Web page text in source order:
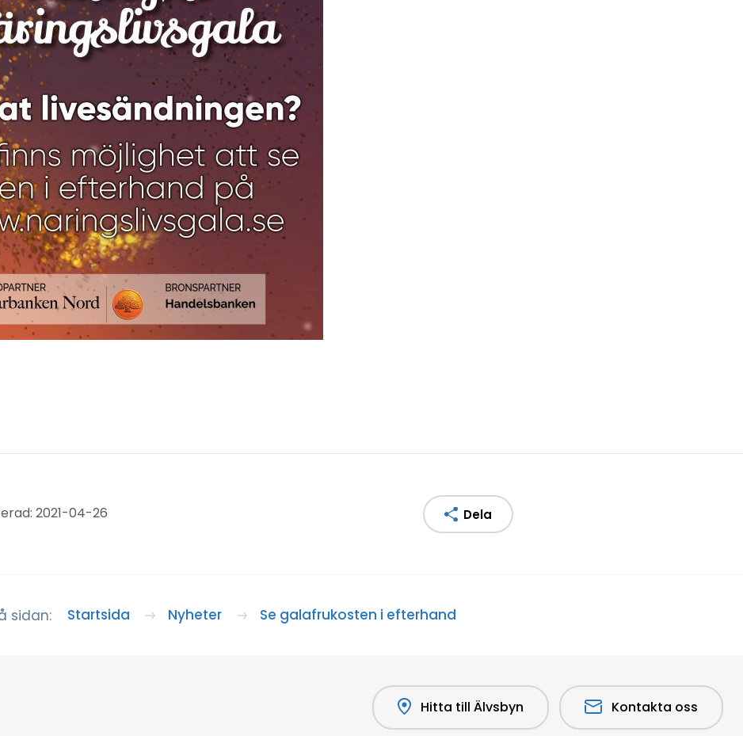
2021-04-26 Dela
sidan: Startsida Nyheter Se galafrukosten i efterhand
Hitta till Älvsbyn Kontakta oss